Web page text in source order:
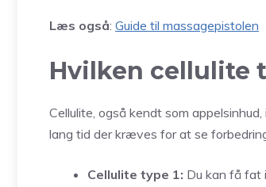
Læs også: Guide til massagepistolen
Hvilken cellulite
Cellulite, også kendt som
lang tid der kræves for at se
Cellulite type 1: Du kan få fat